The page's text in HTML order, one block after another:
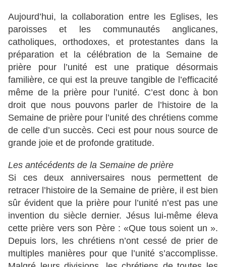
Aujourd’hui, la collaboration entre les Eglises, les
paroisses et les communautés anglicanes,
catholiques, orthodoxes, et protestantes dans la
préparation et la célébration de la Semaine de
prière pour l’unité est une pratique désormais
familière, ce qui est la preuve tangible de l’efficacité
même de la prière pour l’unité. C’est donc à bon
droit que nous pouvons parler de l’histoire de la
Semaine de prière pour l’unité des chrétiens comme
de celle d’un succès. Ceci est pour nous source de
grande joie et de profonde gratitude.
Les antécédents de la Semaine de prière
Si ces deux anniversaires nous permettent de
retracer l’histoire de la Semaine de prière, il est bien
sûr évident que la prière pour l’unité n’est pas une
invention du siècle dernier. Jésus lui-même éleva
cette prière vers son Père : «Que tous soient un ».
Depuis lors, les chrétiens n’ont cessé de prier de
multiples manières pour que l’unité s’accomplisse.